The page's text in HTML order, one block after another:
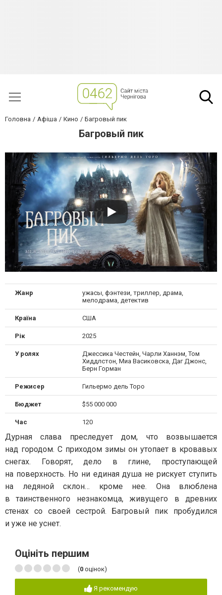
Головна Афіша Кино Багровый пик
Багровый пик
Жанр
ужасы, фэнтези, триллер, драма,
мелодрама, детектив
Країна США
Рік 2025
У ролях
Джессика Честейн, Чарли Ханнэм, Том
Хиддлстон, Миа Васиковска, Даг Джонс,
Берн Горман
Режисер Гильермо дель Торо
Бюджет $55 000 000
Час 120
Дурная слава преследует дом, что возвышается
над городом. С приходом зимы он утопает в кровавых
снегах. Говорят, дело в глине, проступающей
на поверхность. Но ни единая душа не рискует ступить
на ледяной склон… кроме нее. Она влюблена
в таинственного незнакомца, живущего в древних
стенах со своей сестрой. Багровый пик пробудился
и уже не уснет.
Оцініть першим
(0 оцінок)
Я рекомендую